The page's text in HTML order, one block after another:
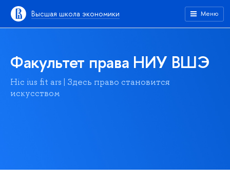
Высшая школа экономики Меню
Факультет права НИУ ВШЭ
Hic ius fit ars | Здесь право становится
искусством